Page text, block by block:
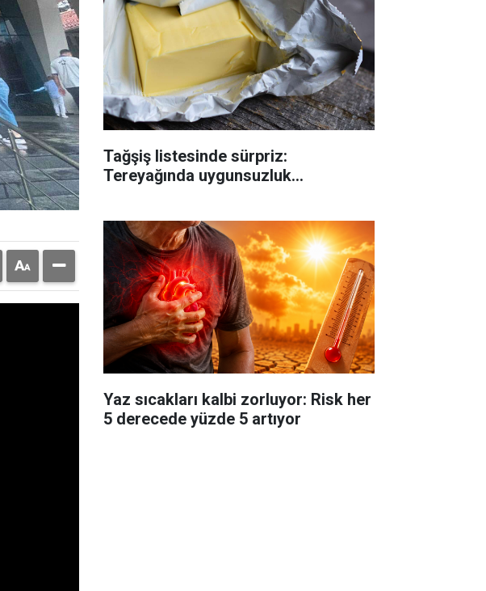
Tağşiş listesinde sürpriz:
Tereyağında uygunsuzluk...
Yaz sıcakları kalbi zorluyor: Risk her
5 derecede yüzde 5 artıyor